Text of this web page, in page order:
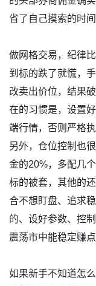
省了自己摸索的时
做网格交易，纪律
到标的跌了就慌，
改卖出价位，结果
在的习惯是，设置
端行情，否则严格
另外，仓位控制也
金的20%，多配几
标的被套，其他的
合不想盯盘、追求
的、设好参数、控
震荡市中能稳定赚
如果新手不知道怎